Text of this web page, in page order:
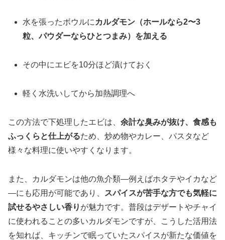
水を張ったボウルに カルダモン（ホールなら2〜3
粒、パウダーならひとつまみ）を加える
その中にエビを10分ほど漬けておく
軽く水洗いしてから加熱調理へ
この方法で下処理したエビは、 余計な臭みが抜け、食感も
ふっくらと仕上がるため、炒め物やカレー、パスタなど
様々な料理に使いやすくなります。
また、カルダモンは他の魚介類—例えばホタテやイカなど
—にも応用が可能であり、
スパイスが苦手な方でも気軽に
試せるやさしい香り が魅力です。普段はデザートやチャイ
に使われることの多いカルダモンですが、こうした活用法
を知れば、キッチンで眠っていたスパイスが新たな価値を